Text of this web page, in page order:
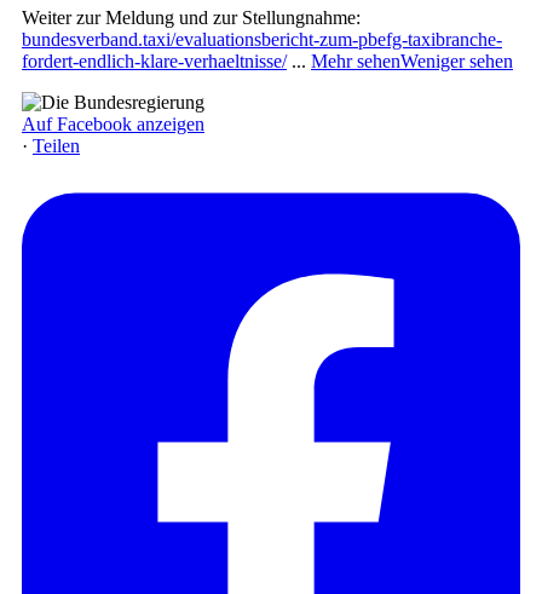
Weiter zur Meldung und zur Stellungnahme:
bundesverband.taxi/evaluationsbericht-zum-pbefg-taxibranche-
fordert-endlich-klare-verhaeltnisse/ ... Mehr sehenWeniger sehen
Auf Facebook anzeigen
· Teilen